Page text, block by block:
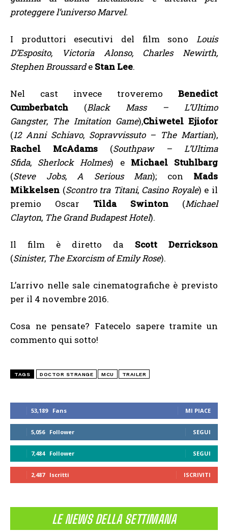
53,189 Fans MI PIACE
5,056 Follower SEGUI
7,484 Follower SEGUI
2,487 Iscritti ISCRIVITI
LE NEWS DELLA SETTIMANA
proteggere l’universo Marvel.
I produttori esecutivi del film sono Louis
D’Esposito, Victoria Alonso, Charles Newirth,
Stephen Broussarde Stan Lee.
Nel cast invece troveremo Benedict
Cumberbatch (Black Mass – L’Ultimo
Gangster, The Imitation Game),Chiwetel Ejiofor
(12 Anni Schiavo, Sopravvissuto – The Martian),
Rachel McAdams (Southpaw – L’Ultima
Sfida, Sherlock Holmes) e Michael Stuhlbarg
(Steve Jobs, A Serious Man); con Mads
Mikkelsen (Scontro tra Titani, Casino Royale) e il
premio Oscar Tilda Swinton (Michael
Clayton, The Grand Budapest Hotel).
Il film è diretto da Scott Derrickson
(Sinister, The Exorcism of Emily Rose).
L’arrivo nelle sale cinematografiche è previsto
per il 4 novembre 2016.
Cosa ne pensate? Fatecelo sapere tramite un
commento qui sotto!
TAGS DOCTOR STRANGE MCU TRAILER